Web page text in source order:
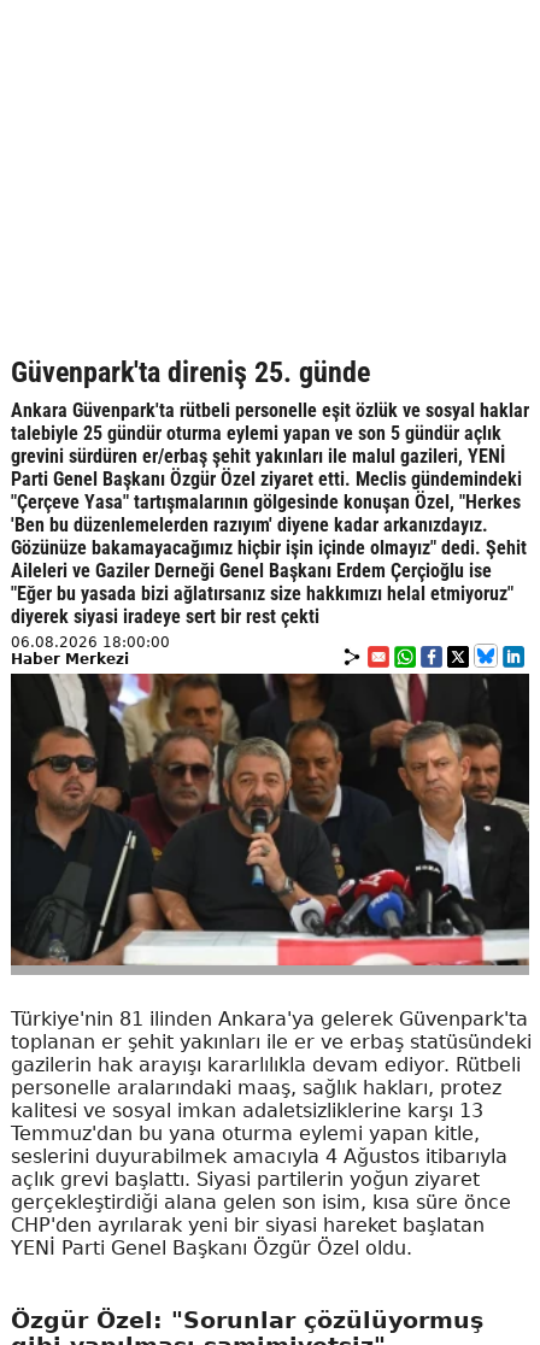
Güvenpark'ta direniş 25. günde
Ankara Güvenpark'ta rütbeli personelle eşit özlük ve sosyal haklar
talebiyle 25 gündür oturma eylemi yapan ve son 5 gündür açlık
grevini sürdüren er/erbaş şehit yakınları ile malul gazileri, YENİ
Parti Genel Başkanı Özgür Özel ziyaret etti. Meclis gündemindeki
"Çerçeve Yasa" tartışmalarının gölgesinde konuşan Özel, "Herkes
'Ben bu düzenlemelerden razıyım' diyene kadar arkanızdayız.
Gözünüze bakamayacağımız hiçbir işin içinde olmayız" dedi. Şehit
Aileleri ve Gaziler Derneği Genel Başkanı Erdem Çerçioğlu ise
"Eğer bu yasada bizi ağlatırsanız size hakkımızı helal etmiyoruz"
diyerek siyasi iradeye sert bir rest çekti
06.08.2026 18:00:00
Haber Merkezi
Türkiye'nin 81 ilinden Ankara'ya gelerek Güvenpark'ta
toplanan er şehit yakınları ile er ve erbaş statüsündeki
gazilerin hak arayışı kararlılıkla devam ediyor. Rütbeli
personelle aralarındaki maaş, sağlık hakları, protez
kalitesi ve sosyal imkan adaletsizliklerine karşı 13
Temmuz'dan bu yana oturma eylemi yapan kitle,
seslerini duyurabilmek amacıyla 4 Ağustos itibarıyla
açlık grevi başlattı. Siyasi partilerin yoğun ziyaret
gerçekleştirdiği alana gelen son isim, kısa süre önce
CHP'den ayrılarak yeni bir siyasi hareket başlatan
YENİ Parti Genel Başkanı Özgür Özel oldu.
Özgür Özel: "Sorunlar çözülüyormuş